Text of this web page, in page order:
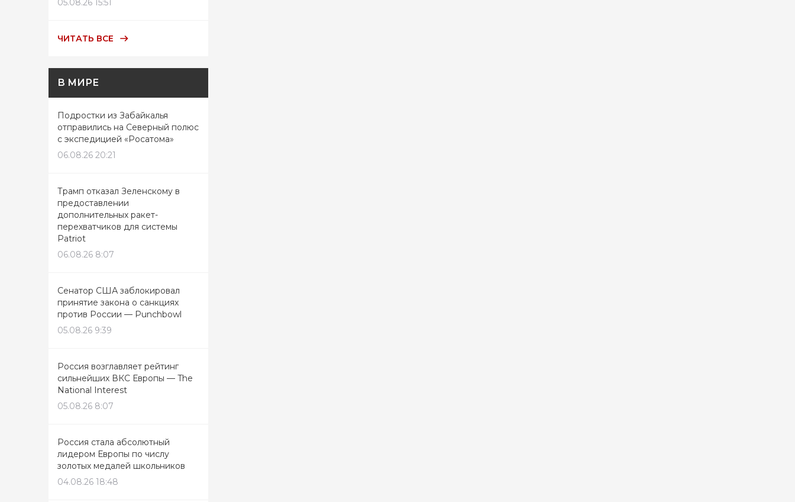
05.08.26 15:51
ЧИТАТЬ ВСЕ
В МИРЕ
Подростки из Забайкалья
отправились на Северный полюс
с экспедицией «Росатома»
06.08.26 20:21
Трамп отказал Зеленскому в
предоставлении
дополнительных ракет-
перехватчиков для системы
Patriot
06.08.26 8:07
Сенатор США заблокировал
принятие закона о санкциях
против России — Punchbowl
05.08.26 9:39
Россия возглавляет рейтинг
сильнейших ВКС Европы — The
National Interest
05.08.26 8:07
Россия стала абсолютный
лидером Европы по числу
золотых медалей школьников
04.08.26 18:48